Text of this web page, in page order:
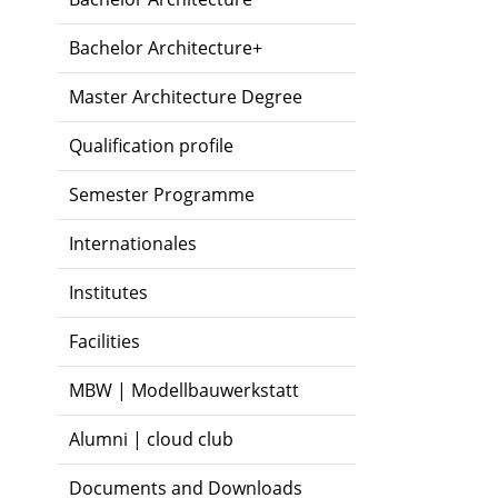
Bachelor Architecture+
Master Architecture Degree
Qualification profile
Semester Programme
Internationales
Institutes
Facilities
MBW | Modellbauwerkstatt
Alumni | cloud club
Documents and Downloads